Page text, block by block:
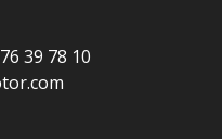
39 78 10